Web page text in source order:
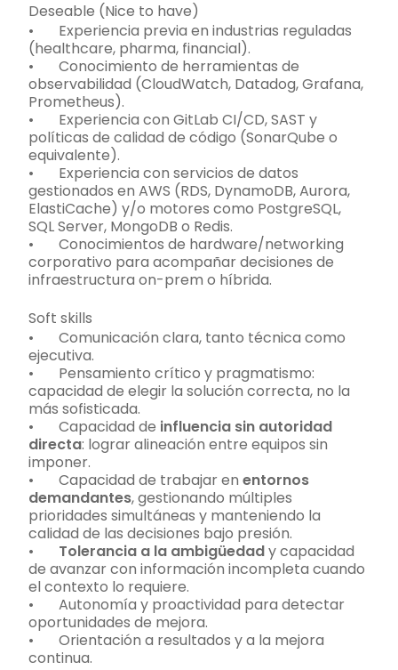
Deseable (Nice to have)
• Experiencia previa en industrias reguladas
(healthcare, pharma, financial).
• Conocimiento de herramientas de
observabilidad (CloudWatch, Datadog, Grafana,
Prometheus).
• Experiencia con GitLab CI/CD, SAST y
políticas de calidad de código (SonarQube o
equivalente).
• Experiencia con servicios de datos
gestionados en AWS (RDS, DynamoDB, Aurora,
ElastiCache) y/o motores como PostgreSQL,
SQL Server, MongoDB o Redis.
• Conocimientos de hardware/networking
corporativo para acompañar decisiones de
infraestructura on-prem o híbrida.
Soft skills
• Comunicación clara, tanto técnica como
ejecutiva.
• Pensamiento crítico y pragmatismo:
capacidad de elegir la solución correcta, no la
más sofisticada.
• Capacidad de influencia sin autoridad
directa: lograr alineación entre equipos sin
imponer.
• Capacidad de trabajar en entornos
demandantes, gestionando múltiples
prioridades simultáneas y manteniendo la
calidad de las decisiones bajo presión.
• Tolerancia a la ambigüedady capacidad
de avanzar con información incompleta cuando
el contexto lo requiere.
• Autonomía y proactividad para detectar
oportunidades de mejora.
• Orientación a resultados y a la mejora
continua.